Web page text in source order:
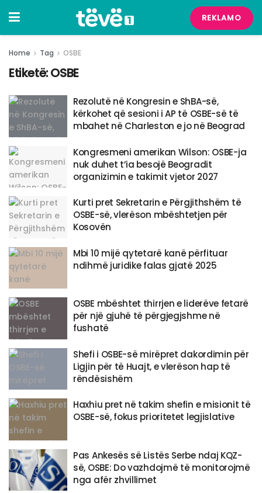
REKLAMO
Home Tag OSBE
Etiketë:OSBE
​Rezolutë në Kongresin e ShBA-së,
kërkohet që sesioni i AP të OSBE-së të
mbahet në Charleston e jo në Beograd
Kongresmeni amerikan Wilson: OSBE-ja
nuk duhet t’ia besojë Beogradit
organizimin e takimit vjetor 2027
Kurti pret Sekretarin e Përgjithshëm të
OSBE-së, vlerëson mbështetjen për
Kosovën
​Mbi 10 mijë qytetarë kanë përfituar
ndihmë juridike falas gjatë 2025
OSBE mbështet thirrjen e liderëve fetarë
për një gjuhë të përgjegjshme në
fushatë
Shefi i OSBE-së mirëpret dakordimin për
Ligjin për të Huajt, e vlerëson hap të
rëndësishëm
Haxhiu pret në takim shefin e misionit të
OSBE-së, fokus prioritetet legjislative
Pas Ankesës së Listës Serbe ndaj KQZ-
së, OSBE: Do vazhdojmë të monitorojmë
nga afër zhvillimet